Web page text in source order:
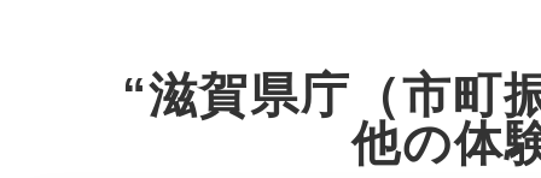
“滋賀県庁（市町
他の体
滋賀県